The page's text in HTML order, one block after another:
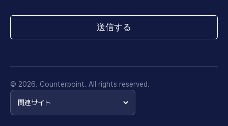
送信する
be
blank
© 2026. Counterpoint. All rights reserved.